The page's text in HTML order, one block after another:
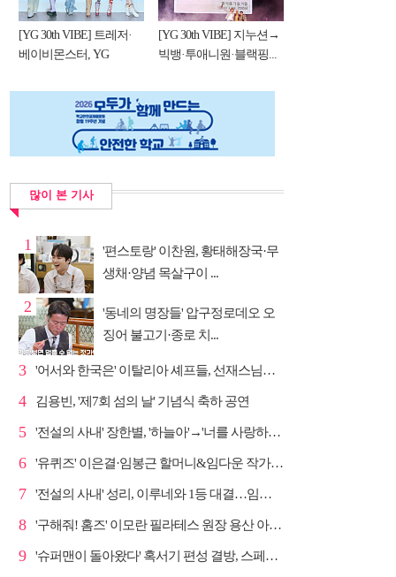
[YG 30th VIBE] 트레저·
베이비몬스터, YG
[YG 30th VIBE] 지누션→
빅뱅·투애니원·블랙핑...
많이 본 기사
1
'편스토랑' 이찬원, 황태해장국·무
생채·양념 목살구이 ...
2
'동네의 명장들' 압구정로데오 오
징어 불고기·종로 치...
3 '어서와 한국은' 이탈리아 셰프들, 선재스님→라연 차도...
4 김용빈, '제7회 섬의 날' 기념식 축하 공연
5 '전설의 사내' 장한별, '하늘아'→'너를 사랑하고도' 명...
6 '유퀴즈' 이은결·임봉근 할머니&임다운 작가·이승철, '...
7 '전설의 사내' 성리, 이루네와 1등 대결…임영웅 '보금...
8 '구해줘! 홈즈' 이모란 필라테스 원장 용산 아파트 방...
9 '슈퍼맨이 돌아왔다' 혹서기 편성 결방, 스페셜 방송